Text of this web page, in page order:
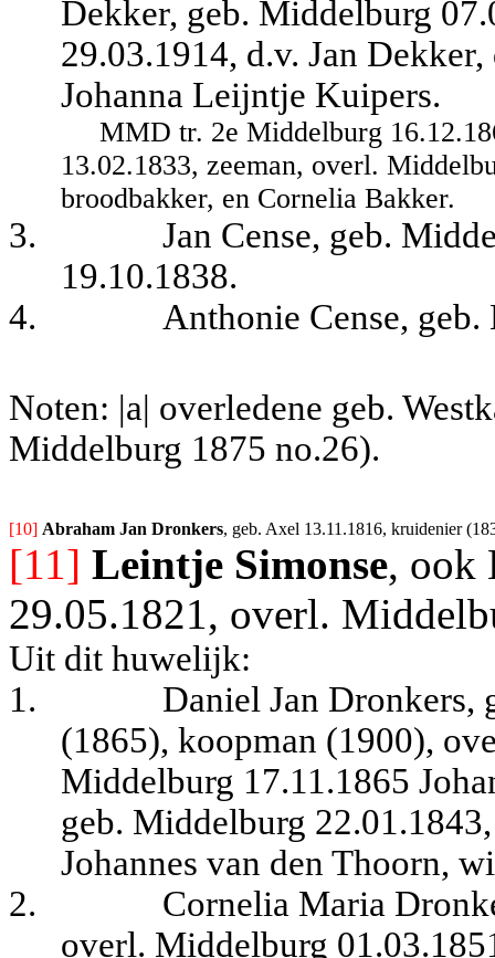
Dekker, geb. Middelburg
29.03.1914, d.v. Jan
Johanna Leijntje Kuipers.
MMD tr. 2e Middelburg
13.02.1833, zeeman, overl.
broodbakker, en Cornelia Bakker.
3.
Jan Cense, geb.
19.10.1838.
4.
Anthonie Cense,
Noten: |a| overledene geb.
Middelburg 1875 no.26).
[10] Abraham Jan Dronkers, geb. Axel 13.11.1816, kruidenier
[11] Leintje Simonse, ook
29.05.1821, overl.
Uit dit huwelijk:
1.
Daniel Jan
(1865), koopman (1900),
Middelburg 17.11.1865
geb. Middelburg
Johannes van den Thoorn,
2.
Cornelia Maria
overl. Middelburg